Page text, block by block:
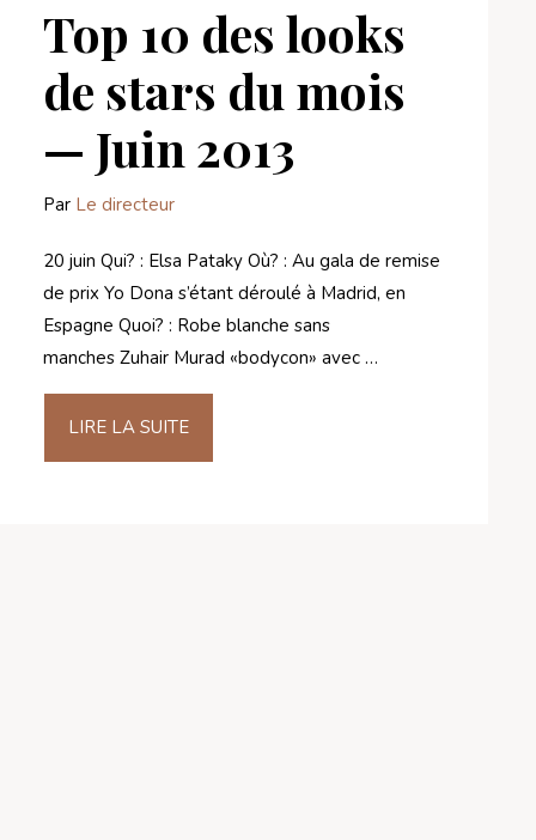
Top 10 des looks
de stars du mois
— Juin 2013
Par Le directeur
20 juin Qui? : Elsa Pataky Où? : Au gala de remise
de prix Yo Dona s’étant déroulé à Madrid, en
Espagne Quoi? : Robe blanche sans
manches Zuhair Murad «bodycon» avec …
LIRE LA SUITE